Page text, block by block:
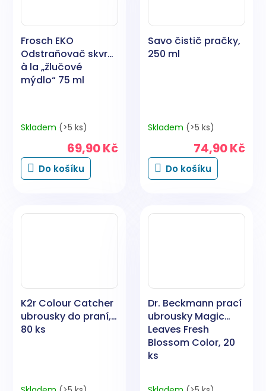
Frosch EKO
Odstraňovač skvrn
à la „žlučové
mýdlo“ 75 ml
Skladem (>5 ks)
69,90 Kč
Do košíku
Savo čistič pračky,
250 ml
Skladem (>5 ks)
74,90 Kč
Do košíku
K2r Colour Catcher
ubrousky do praní,
80 ks
Dr. Beckmann prací
ubrousky Magic
Leaves Fresh
Blossom Color, 20
ks